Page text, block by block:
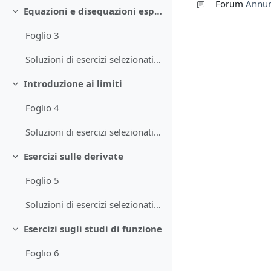
Minimizza
Equazioni e disequazioni esponenziali e logaritmiche
Foglio 3
Soluzioni di esercizi selezionati del Foglio 3
Minimizza
Introduzione ai limiti
Foglio 4
Soluzioni di esercizi selezionati del Foglio 4
Minimizza
Esercizi sulle derivate
Foglio 5
Soluzioni di esercizi selezionati del Foglio 5
Minimizza
Esercizi sugli studi di funzione
Foglio 6
Forum